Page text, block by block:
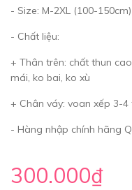
- Size: M-2XL (100-
- Chất liệu:
+ Thân trên: chất thun
mái, ko bai, ko xù
+ Chân váy: voan xếp 3-4
- Hàng nhập chính hãng
300.000₫